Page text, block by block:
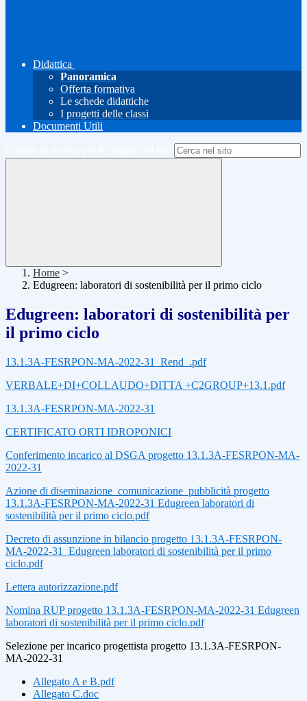
Didattica
Panoramica
Offerta formativa
Le schede didattiche
I progetti delle classi
Documenti Utili
Home >
Edugreen: laboratori di sostenibilità per il primo ciclo
Edugreen: laboratori di sostenibilità per
il primo ciclo
13.1.3A-FESRPON-MA-2022-31_Rend_.pdf
VERBALE+DI+COLLAUDO+DITTA +C2GROUP+13.1.pdf
13.1.3A-FESRPON-MA-2022-31
CERTIFICATO ORTI IDROPONICI
Conferimento incarico al DSGA progetto 13.1.3A-FESRPON-MA-
2022-31
Azione di diseminazione_comunicazione_pubblicità progetto
13.1.3A-FESRPON-MA-2022-31 Edugreen laboratori di
sostenibilità per il primo ciclo.pdf
Decreto di assunzione in bilancio progetto 13.1.3A-FESRPON-
MA-2022-31_Edugreen laboratori di sostenibilità per il primo
ciclo.pdf
Lettera autorizzazione.pdf
Nomina RUP progetto 13.1.3A-FESRPON-MA-2022-31 Edugreen
laboratori di sostenibilità per il primo ciclo.pdf
Selezione per incarico progettista progetto 13.1.3A-FESRPON-
MA-2022-31
Allegato A e B.pdf
Allegato C.doc